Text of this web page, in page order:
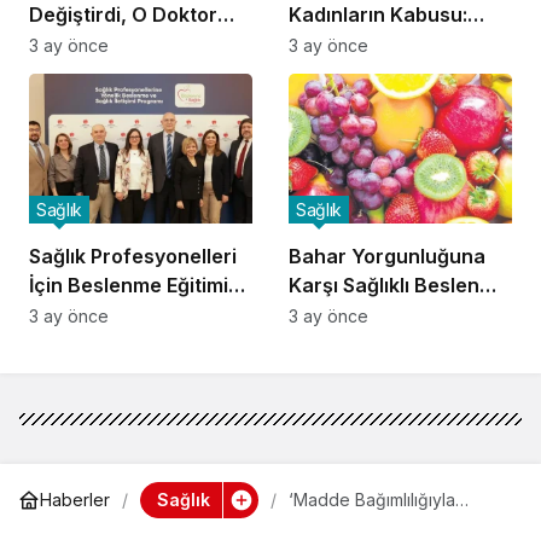
Değiştirdi, O Doktor
Oldu!
3 ay önce
Kadınların Kabusu:
Fibromiyalji!
3 ay önce
Sağlık Profesyonelleri
İçin Beslenme Eğitimi
Başladı
Sağlık
3 ay önce
Bahar Yorgunluğuna
Karşı Sağlıklı Beslenme
İpuçları
Sağlık
3 ay önce
Haberler Sağlık
‘Madde Bağımlılığıyla